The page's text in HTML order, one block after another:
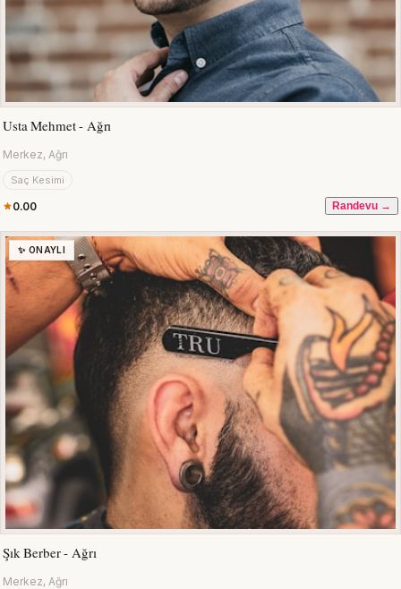
Usta Mehmet - Ağrı
Merkez, Ağrı
Saç Kesimi
0.00 Randevu →
✨ ONAYLI
Şık Berber - Ağrı
Merkez, Ağrı